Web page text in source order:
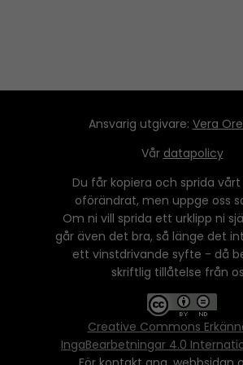
Ansvarig utgivare: Vera
Vår datapolicy
Du får kopiera och sprida
oförändrat, men uppge oss
Om ni vill sprida ett urklipp ni
går även det bra, så länge det
ett vinstdrivande syfte - då
skriftlig tillåtelse från
Creative Commons
IngaBearbetningar 4.0